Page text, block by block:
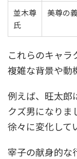
並木尊
氏
美尊の
これらのキャラ
複雑な背景や動
例えば、旺太郎
クズ男になりま
徐々に変化して
宰子の献身的な